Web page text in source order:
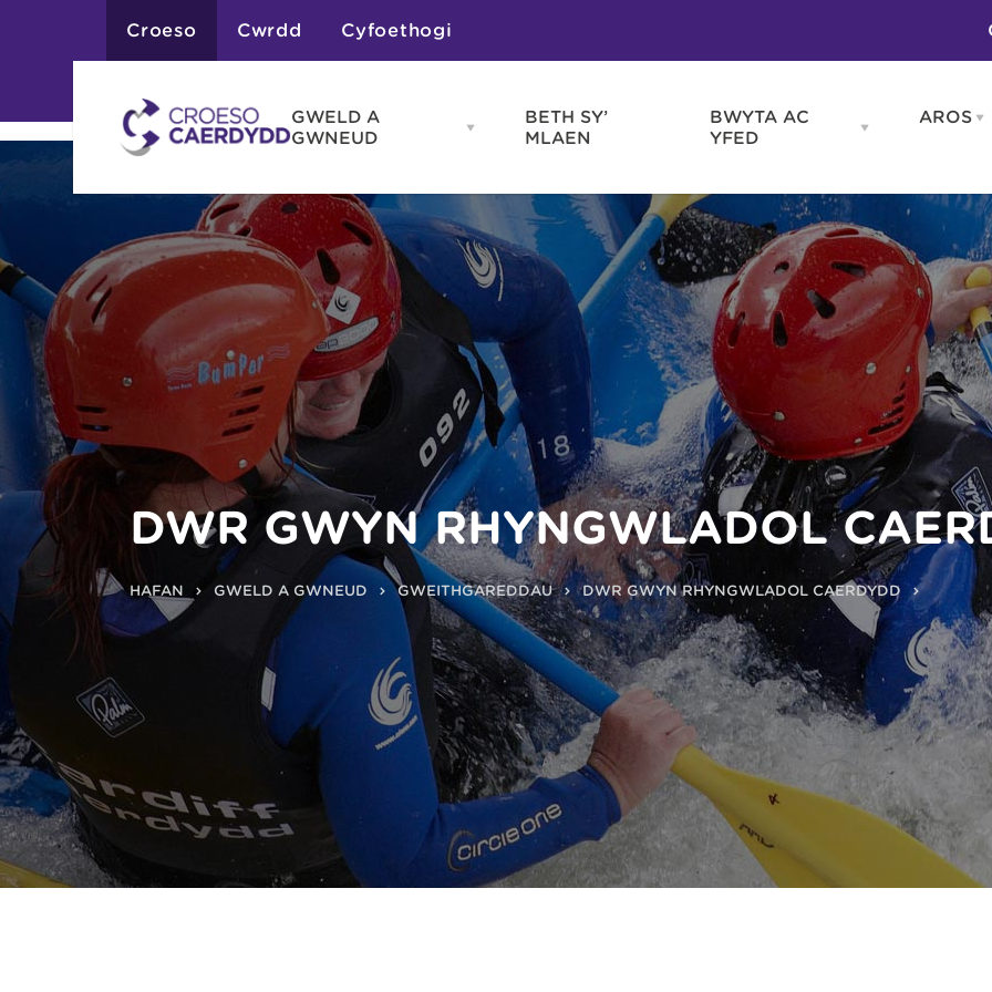
Croeso Cwrdd Cyfoethogi
GWELD A
GWNEUD
Open
GWNEUD
menu
Atyniadau
Gweithgareddau
Adloniant
Chwaraeon
Siopa
Teithiau a Golygfeydd
BETH SY’
MLAEN
BWYTA AC
YFED
Open
YFED
menu
Blas ar Gymru
Bwytai
Tafarndai a Bariau
Caffis a Delis
AROS
DŴR GWYN RHYNGWLADOL
HAFAN GWELD A GWNEUD GWEITHGAREDDAU DŴR GWYN RHYNGWLADOL CAERDYDD